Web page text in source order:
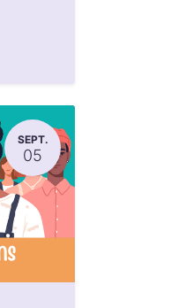
SEPT.
05